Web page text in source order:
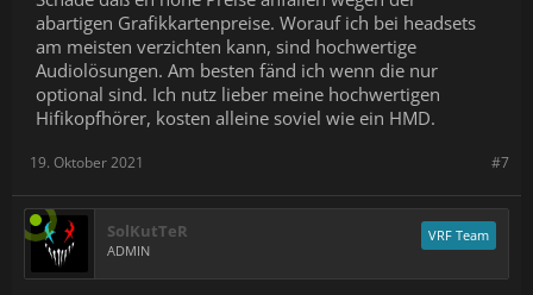
abartigen Grafikkartenpreise. Worauf ich bei headsets
am meisten verzichten kann, sind hochwertige
Audiolösungen. Am besten fänd ich wenn die nur
optional sind. Ich nutz lieber meine hochwertigen
Hifikopfhörer, kosten alleine soviel wie ein HMD.
#7
19. Oktober 2021
SolKutTeR
ADMIN
VRF Team